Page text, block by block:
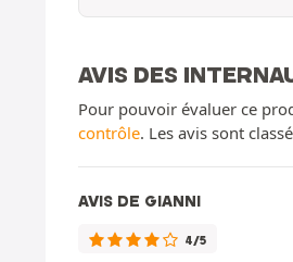
AVIS DES
Pour pouvoir évaluer ce
contrôle. Les avis sont
AVIS DE GIANNI
4/5